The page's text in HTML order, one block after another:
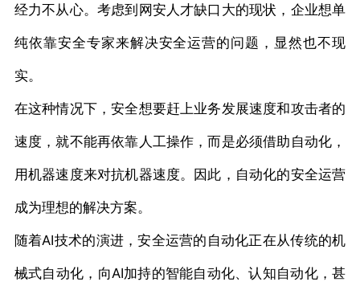
经力不从心。考虑到网安人才缺口大的现状，企业想单
纯依靠安全专家来解决安全运营的问题，显然也不现
实。
在这种情况下，安全想要赶上业务发展速度和攻击者的
速度，就不能再依靠人工操作，而是必须借助自动化，
用机器速度来对抗机器速度。因此，自动化的安全运营
成为理想的解决方案。
随着AI技术的演进，安全运营的自动化正在从传统的机
械式自动化，向AI加持的智能自动化、认知自动化，甚